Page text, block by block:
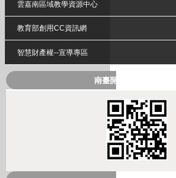
雲嘉南區域教學資源中心
教育部創用CC資訊網
智慧財產權--宣導專區
南臺開放式課程QRcode